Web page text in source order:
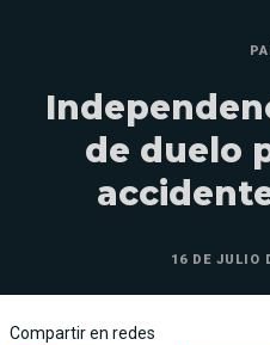
de duelo
16 DE JULIO
Compartir en redes